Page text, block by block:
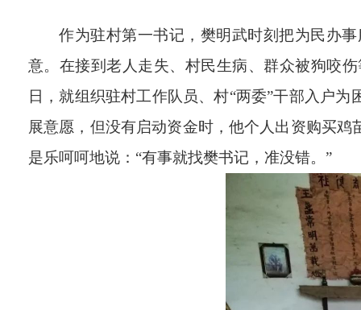
作为驻村第一书记，樊明武时刻把为民办
意。在接到老人走失、村民生病、群众被狗咬
日，就组织驻村工作队员、村“两委”干部入户为
展意愿，但没有启动资金时，他个人出资购买
是乐呵呵地说： “有事就找樊书记，准没错。 ”